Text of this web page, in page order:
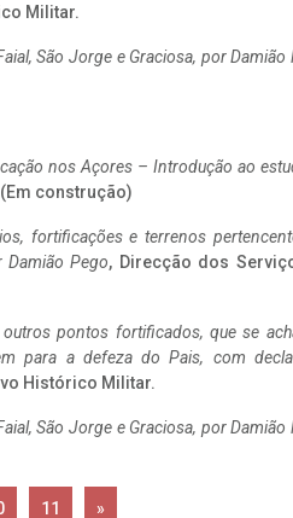
Militar.
São Jorge e Graciosa, por Damião
nos Açores – Introdução ao
construção)
fortificações e terrenos
Damião Pego, Direcção dos
pontos fortificados, que se
para a defeza do Pais, com
Histórico Militar.
São Jorge e Graciosa, por Damião
11 »